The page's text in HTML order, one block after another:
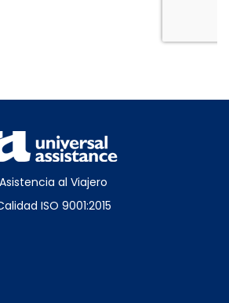
Asistencia al Viajero
ISO 9001:2015